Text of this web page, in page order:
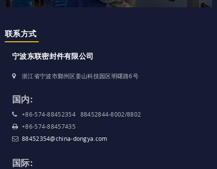
联系方式
宁波东联密封件有限公司
浙江省宁波市鄞州区姜山科技园区明曙路6号
国内:
+86-574-88452354 88452844-8002/8802
+86-574-88457435
88452354@china-dongya.com
国际: